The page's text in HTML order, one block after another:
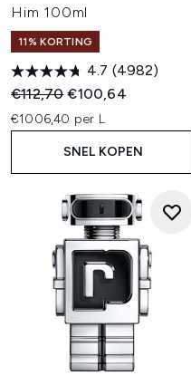
Him 100ml
11% KORTING
4.7 (4982)
Recommended Retail Price:
€112,70Huidige prijs:
€100,64
€1006,40 per L
SNEL KOPEN